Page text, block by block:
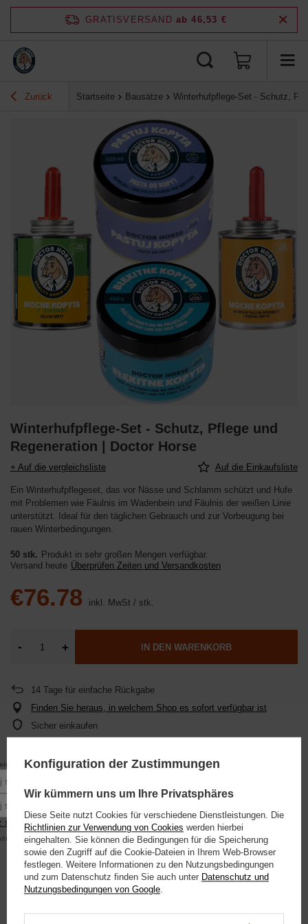
GRATISVERSAND ab 46,53 €
Zurück Startseite Bausätze Winterhufpflege-Set - Schutz,
Winterhufpflege-Set - Schutz, Pflege und
Regeneration | Doctor Horse
+ Auf die vergleichsliste Auf die Einkaufsliste
Ein Winterhufpflegeset, das vor Nässe und Schlamm schützt und Hufe
mit Problemen wie Fäulnis im Wadenbein und Fäulnis der weißen Linie
unterstützt. Ideal für den täglichen Gebrauch und zur Vorbeugung bei
rauen Winterbedingungen.
50 stk. Produkt in sehr großen Mengen verfügbar
Versand heute Überprüfen Zeiten und Versandkosten
€76.78 inkl. MwSt / stk.
- + IN DEN WARENKORB
14 Tage für einfache Rückgabe
Finden Sie heraus, in welchem Shop es sofort verfügbar ist
Sicher einkaufen
EMPFEHLUNG ZONE
STELLE EINE FRAGE
do newslettera, aby otrzymać10% rabatuna pierwsze zakupy.
kwota zamówienia to 250 zł
Konfiguration der Zustimmungen
Wir kümmern uns um Ihre Privatsphäres
Diese Seite nutzt Cookies für verschiedene Dienstleistungen. Die
Richtlinien zur Verwendung von Cookies werden hierbei
eingehalten. Sie können die Bedingungen für die Speicherung
sowie den Zugriff auf die Cookie-Dateien in Ihrem Web-Browser
festlegen. Weitere Informationen zu den Nutzungsbedingungen
und zum Datenschutz finden Sie auch unter Datenschutz und
Nutzungsbedingungen von Google.